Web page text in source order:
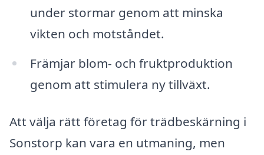
under stormar genom att minska
vikten och motståndet.
Främjar blom- och fruktproduktion
genom att stimulera ny tillväxt.
Att välja rätt företag för trädbeskärning i
Sonstorp kan vara en utmaning, men